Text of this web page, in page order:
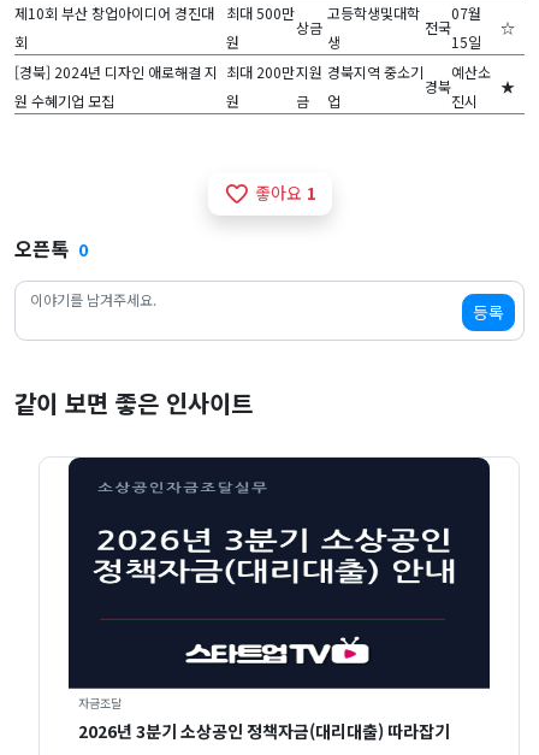
제10회 부산 창업아이디어 경진대
회
최대 500만
원
상금
고등학생및대학
생
전국
07월
15일
☆
[경북] 2024년 디자인 애로해결 지
원 수혜기업 모집
최대 200만
원
지원
금
경북지역 중소기
업
경북
예산소
진시
★
favorite_border 좋아요 1
오픈톡 0
등록
같이 보면 좋은 인사이트
자금조달
2026년 3분기 소상공인 정책자금(대리대출) 따라잡기